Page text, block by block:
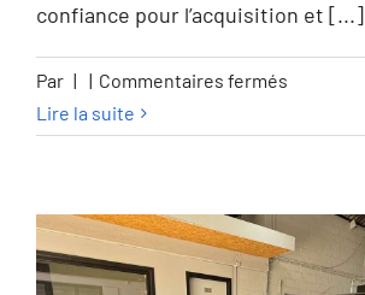
confiance pour l’acquisition et [...]
Par | | Commentaires fermés
C5
C5
X
1.6
Lire la suite